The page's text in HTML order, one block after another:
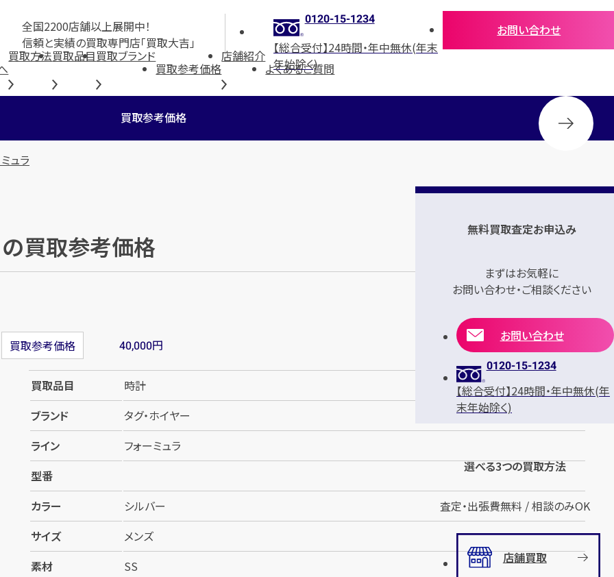
全国2200店舗以上展開中！
信頼と実績の買取専門店「買取大吉」
0120-15-1234
【総合受付】24時間・年中無休(年末
年始除く)
お問い合わせ
買取方法買取品目買取ブランド
買取参考価格
店舗紹介
よくあるご質問
買取参考価格
ュラ
の買取参考価格
買取参考価格 40,000円
買取品目
時計
ブランド
タグ・ホイヤー
ライン
フォーミュラ
型番
カラー
シルバー
サイズ
メンズ
素材
SS
無料買取査定お申込み
まずはお気軽に
お問い合わせ・ご相談ください
お問い合わせ
0120-15-1234
【総合受付】24時間・年中無休(年
末年始除く)
選べる3つの買取方法
査定・出張費無料 / 相談のみOK
店舗買取